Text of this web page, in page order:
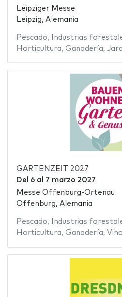
Leipziger Messe
Leipzig, Alemania
Pescado, Industrias
Horticultura, Ganadería,
GARTENZEIT 2027
Del 6al 7 marzo 2027
Messe Offenburg-Ortenau
Offenburg, Alemania
Pescado, Industrias
Horticultura, Ganadería, Vino